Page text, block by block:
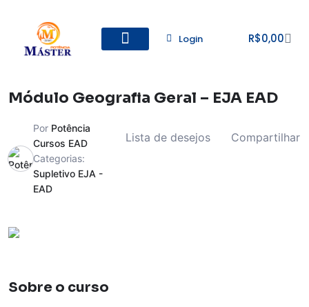
Login R$0,00
Módulo Geografia Geral – EJA EAD
Por Potência
Cursos EAD
Categorias:
Supletivo EJA -
EAD
Lista de desejos Compartilhar
Sobre o curso